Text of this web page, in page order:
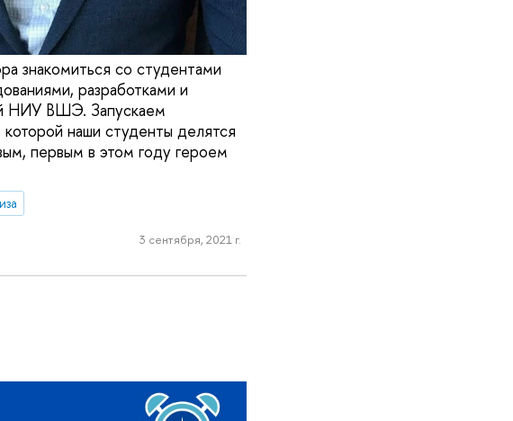
знакомиться со студентами
разработками и
НИУ ВШЭ. Запускаем
наши студенты делятся
первым в этом году героем
3 сентября, 2021 г.